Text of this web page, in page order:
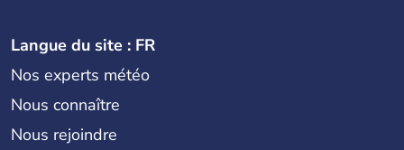
Langue du site : FR
Nos experts météo
Nous connaître
Nous rejoindre